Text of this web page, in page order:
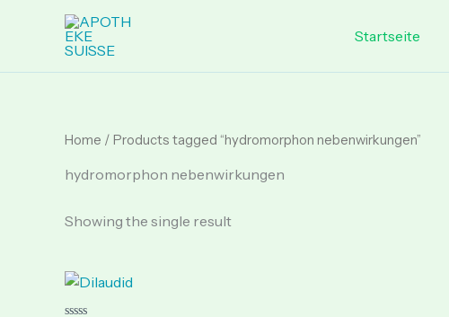
Startseite
Home / Products tagged “hydromorphon nebenwirkungen”
hydromorphon nebenwirkungen
Showing the single result